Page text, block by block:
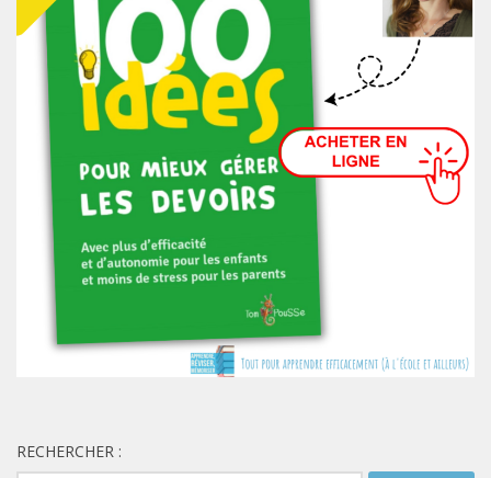
RECHERCHER :